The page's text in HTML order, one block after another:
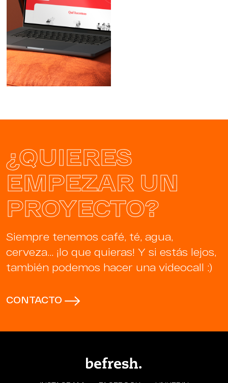
¿QUIERES
EMPEZAR UN
PROYECTO?
Siempre tenemos café, té, agua,
cerveza… ¡lo que quieras! Y si estás lejos,
también podemos hacer una videocall :)
CONTACTO